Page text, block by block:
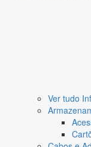
Ver tudo